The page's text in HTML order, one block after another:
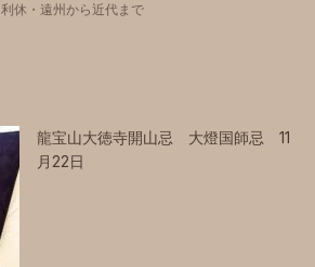
利休・遠州から近代まで
龍宝山大徳寺開山忌 大燈国師忌 11
月22日